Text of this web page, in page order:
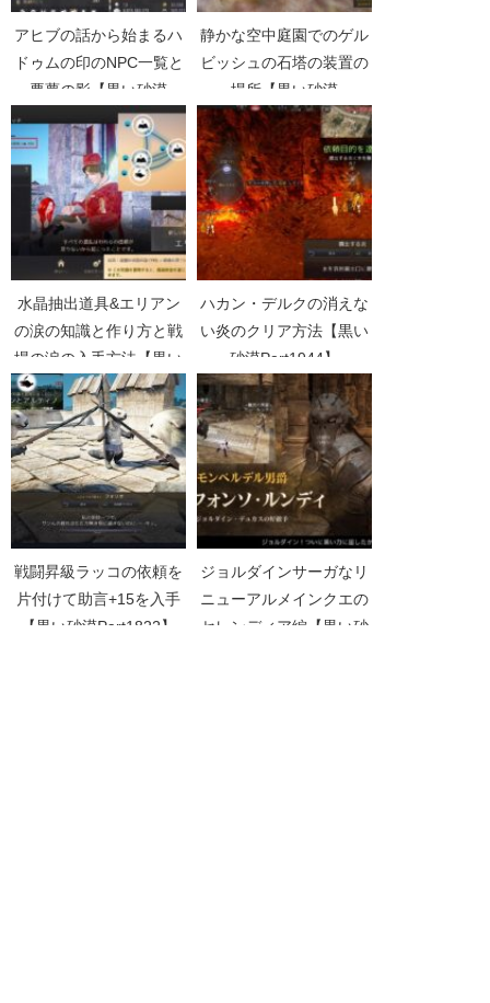
アヒブの話から始まるハ
ドゥムの印のNPC一覧と
悪夢の影【黒い砂漠
Part3960】
静かな空中庭園でのゲル
ビッシュの石塔の装置の
場所【黒い砂漠
Part1990】
水晶抽出道具&エリアン
の涙の知識と作り方と戦
場の涙の入手方法【黒い
砂漠Part3287】
ハカン・デルクの消えな
い炎のクリア方法【黒い
砂漠Part1944】
戦闘昇級ラッコの依頼を
片付けて助言+15を入手
【黒い砂漠Part1822】
ジョルダインサーガなリ
ニューアルメインクエの
セレンディア編【黒い砂